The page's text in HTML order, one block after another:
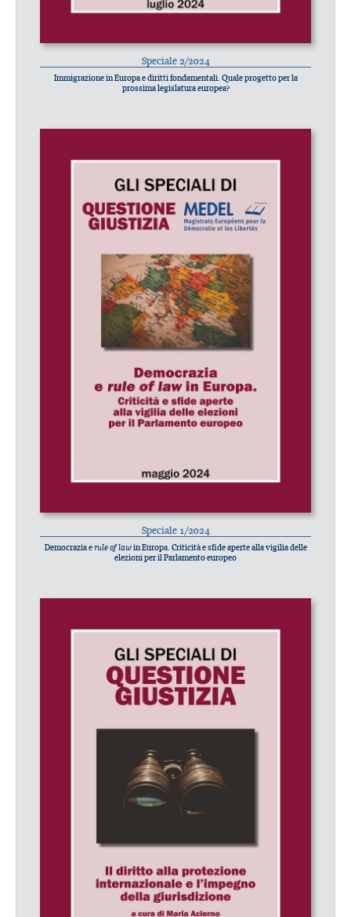
Speciale 2/2024
Immigrazione in Europa e diritti fondamentali. Quale progetto per la
prossima legislatura europea?
Speciale 1/2024
Democrazia erule of lawin Europa. Criticità e sfide aperte alla vigilia delle
elezioni per il Parlamento europeo